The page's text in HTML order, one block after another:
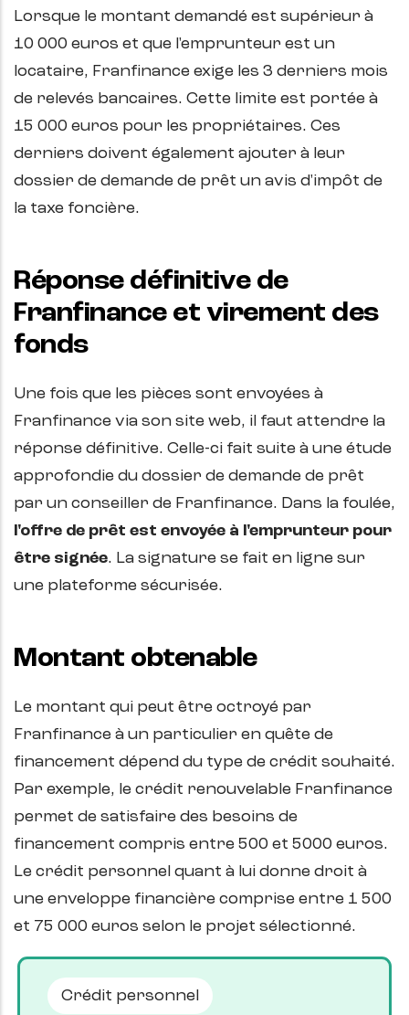
Lorsque le montant demandé est supérieur à
10 000 euros et que l'emprunteur est un
locataire, Franfinance exige les 3 derniers mois
de relevés bancaires. Cette limite est portée à
15 000 euros pour les propriétaires. Ces
derniers doivent également ajouter à leur
dossier de demande de prêt un avis d'impôt de
la taxe foncière.
Réponse définitive de
Franfinance et virement des
fonds
Une fois que les pièces sont envoyées à
Franfinance via son site web, il faut attendre la
réponse définitive. Celle-ci fait suite à une étude
approfondie du dossier de demande de prêt
par un conseiller de Franfinance. Dans la foulée,
l'offre de prêt est envoyée à l'emprunteur pour
être signée. La signature se fait en ligne sur
une plateforme sécurisée.
Montant obtenable
Le montant qui peut être octroyé par
Franfinance à un particulier en quête de
financement dépend du type de crédit souhaité.
Par exemple, le crédit renouvelable Franfinance
permet de satisfaire des besoins de
financement compris entre 500 et 5000 euros.
Le crédit personnel quant à lui donne droit à
une enveloppe financière comprise entre 1 500
et 75 000 euros selon le projet sélectionné.
Crédit personnel